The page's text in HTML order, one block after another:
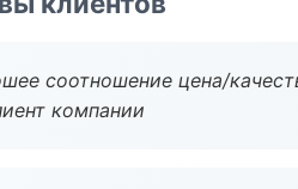
соотношение цена/
компании